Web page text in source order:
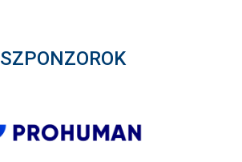
SZPONZOROK